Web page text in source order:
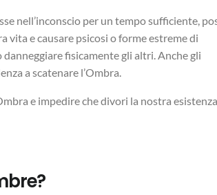
nell’inconscio per un tempo sufficiente,
e causare psicosi o forme estreme di
fisicamente gli altri. Anche gli
a scatenare l’Ombra.
e impedire che divori la nostra